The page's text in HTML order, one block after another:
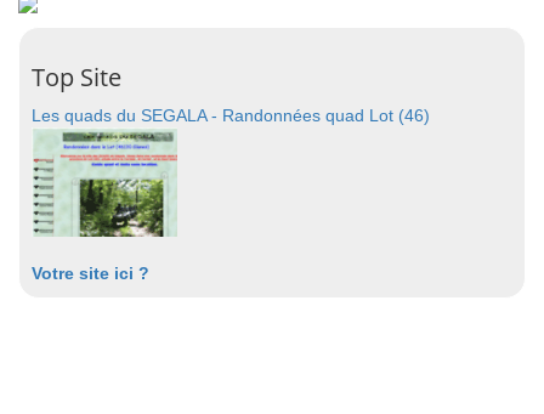
Top Site
Les quads du SEGALA - Randonnées quad Lot (46)
Votre site ici ?